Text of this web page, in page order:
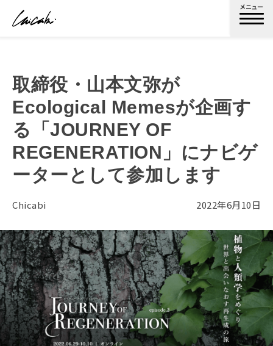
メニュー
取締役・山本文弥が
Ecological Memesが企画す
る「JOURNEY OF
REGENERATION」にナビゲ
ーターとして参加します
Chicabi 2022年6月10日